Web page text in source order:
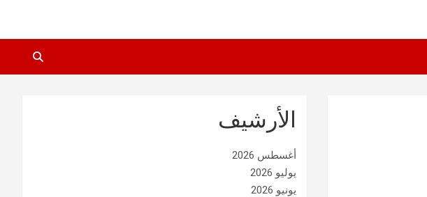
الأرشيف
أغسطس 2026
يوليو 2026
يونيو 2026